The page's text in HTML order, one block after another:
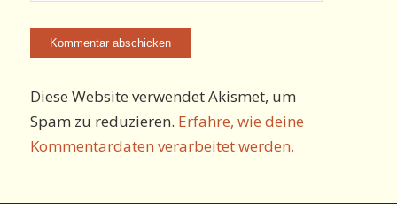
Diese Website verwendet Akismet, um
Spam zu reduzieren. Erfahre, wie deine
Kommentardaten verarbeitet werden.